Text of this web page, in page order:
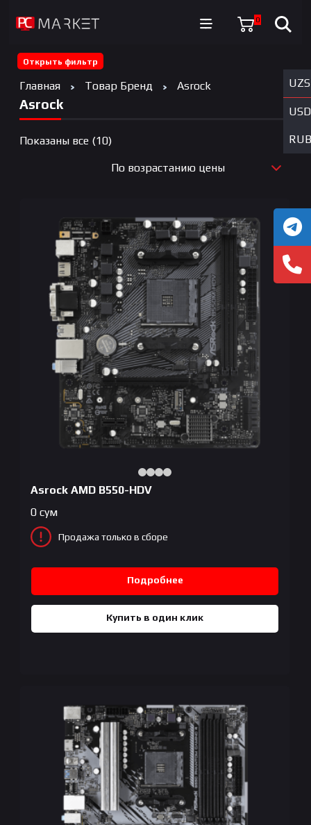
0
UZS
USD
RUB
Открыть фильтр
Главная Товар Бренд Asrock
Asrock
Показаны все (10)Цены:
возрастанию
По возрастанию цены
По возрастанию цены
По убыванию цены
Asrock AMD B550-HDV
0 сум
Продажа только в сборе
Подробнее
Купить в один клик